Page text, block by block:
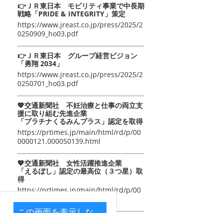
👉ＪＲ東日本 モビリティ事業で中長期
戦略「PRIDE & INTEGRITY」策定
https://www.jreast.co.jp/press/2025/2
0250909_ho03.pdf
👉ＪＲ東日本 グループ経営ビジョン
「勇翔 2034」
https://www.jreast.co.jp/press/2025/2
0250701_ho03.pdf
💖交通新聞社 不妊治療と仕事の両立支
援に取り組む先進企業
「プラチナくるみんプラス」認定を取得
https://prtimes.jp/main/html/rd/p/00
0000121.000050139.html
💖交通新聞社 女性活躍推進企業
「えるぼし」認定の最高位（３つ星）取
得
https://prtimes.jp/main/html/rd/p/00